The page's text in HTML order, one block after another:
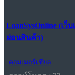
LoanSysOnline (เ
ผ่อนสินค้า)
คอมเมอร์เชียล